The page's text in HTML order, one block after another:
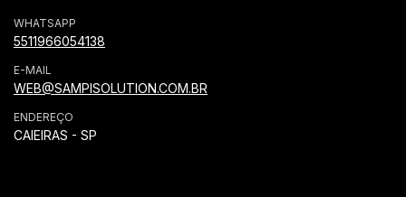
WHATSAPP
5511966054138
E-MAIL
WEB@SAMPISOLUTION.COM.BR
ENDEREÇO
CAIEIRAS - SP